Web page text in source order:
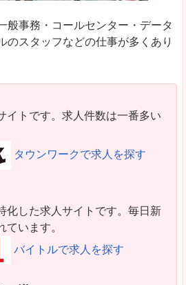
般事務・コールセンター・データ
のスタッフなどの仕事が多くあり
イトです。求人件数は一番多い
タウンワークで求人を探す
化した求人サイトです。毎日新
ています。
バイトルで求人を探す